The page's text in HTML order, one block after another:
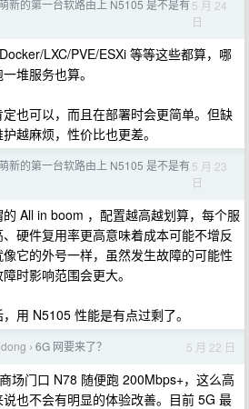
新的第一台软路由上 N5105 是不是有5 月 24
日
LXC/PVE/ESXi 等等这些都算，哪
堆服务也算。
也可以，而且在部署时会更简单。但缺
越麻烦，性价比也更差。
新的第一台软路由上 N5105 是不是有5 月 23
日
All in boom ，配置越高越划算，每个服
硬件复用率更高意味着成本可能不增反
它的外号一样，虽然发生故障的可能性
时影响范围会更大。
用 N5105 性能是有点过剩了。
› 6G 网要来了？ 5 月 22 日
场门口 N78 随便跑 200Mbps+，这么高
也不会有明显的体验改善。目前 5G 最